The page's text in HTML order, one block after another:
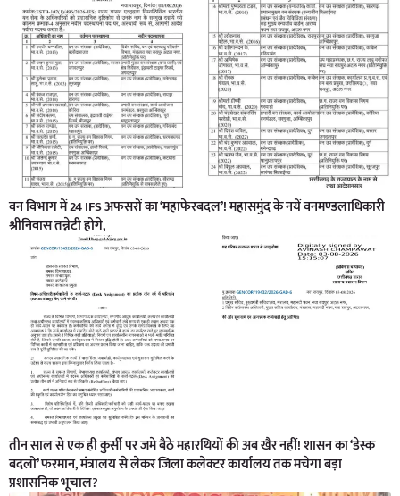
वन विभाग में 24 IFS अफसरों का ‘महाफेरबदल’! महासमुंद के नयें वनमण्डलाधिकारी
श्रीनिवास तन्नेटी होगे,
तीन साल से एक ही कुर्सी पर जमे बैठे महारथियों की अब खैर नहीं! शासन का ‘डेस्क
बदलो’ फरमान, मंत्रालय से लेकर जिला कलेक्टर कार्यालय तक मचेगा बड़ा
प्रशासनिक भूचाल?